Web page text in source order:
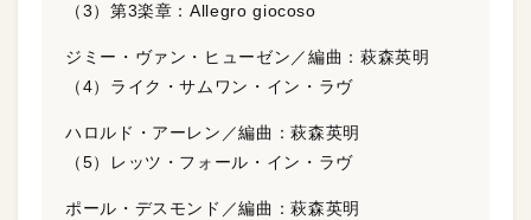
（3）第3楽章：Allegro giocoso
ジミー・ヴァン・ヒューゼン／編曲：萩森英明
（4）ライク・サムワン・イン・ラヴ
ハロルド・アーレン／編曲：萩森英明
（5）レッツ・フォール・イン・ラヴ
ポール・デスモンド／編曲：萩森英明